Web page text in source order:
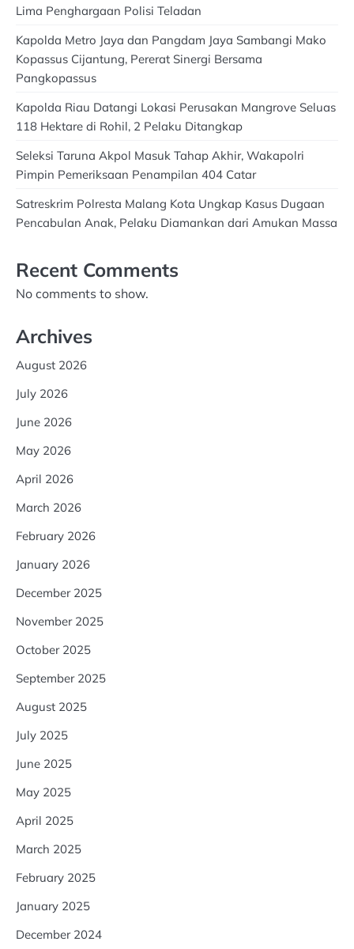
Lima Penghargaan Polisi Teladan
Kapolda Metro Jaya dan Pangdam Jaya Sambangi Mako
Kopassus Cijantung, Pererat Sinergi Bersama
Pangkopassus
Kapolda Riau Datangi Lokasi Perusakan Mangrove Seluas
118 Hektare di Rohil, 2 Pelaku Ditangkap
Seleksi Taruna Akpol Masuk Tahap Akhir, Wakapolri
Pimpin Pemeriksaan Penampilan 404 Catar
Satreskrim Polresta Malang Kota Ungkap Kasus Dugaan
Pencabulan Anak, Pelaku Diamankan dari Amukan Massa
Recent Comments
No comments to show.
Archives
August 2026
July 2026
June 2026
May 2026
April 2026
March 2026
February 2026
January 2026
December 2025
November 2025
October 2025
September 2025
August 2025
July 2025
June 2025
May 2025
April 2025
March 2025
February 2025
January 2025
December 2024